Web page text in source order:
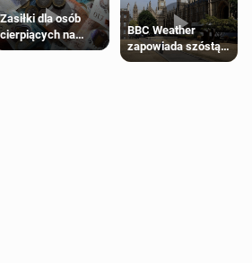
Zasiłki dla osób
cierpiących na
schorzenia
BBC Weather
zapowiada szóstą
falę upałów w